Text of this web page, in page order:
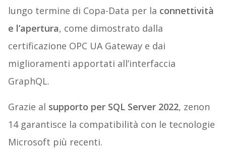
lungo termine di Copa-Data per la connettività
e l’apertura, come dimostrato dalla
certificazione OPC UA Gateway e dai
miglioramenti apportati all’interfaccia
GraphQL.
Grazie al supporto per SQL Server 2022, zenon
14 garantisce la compatibilità con le tecnologie
Microsoft più recenti.